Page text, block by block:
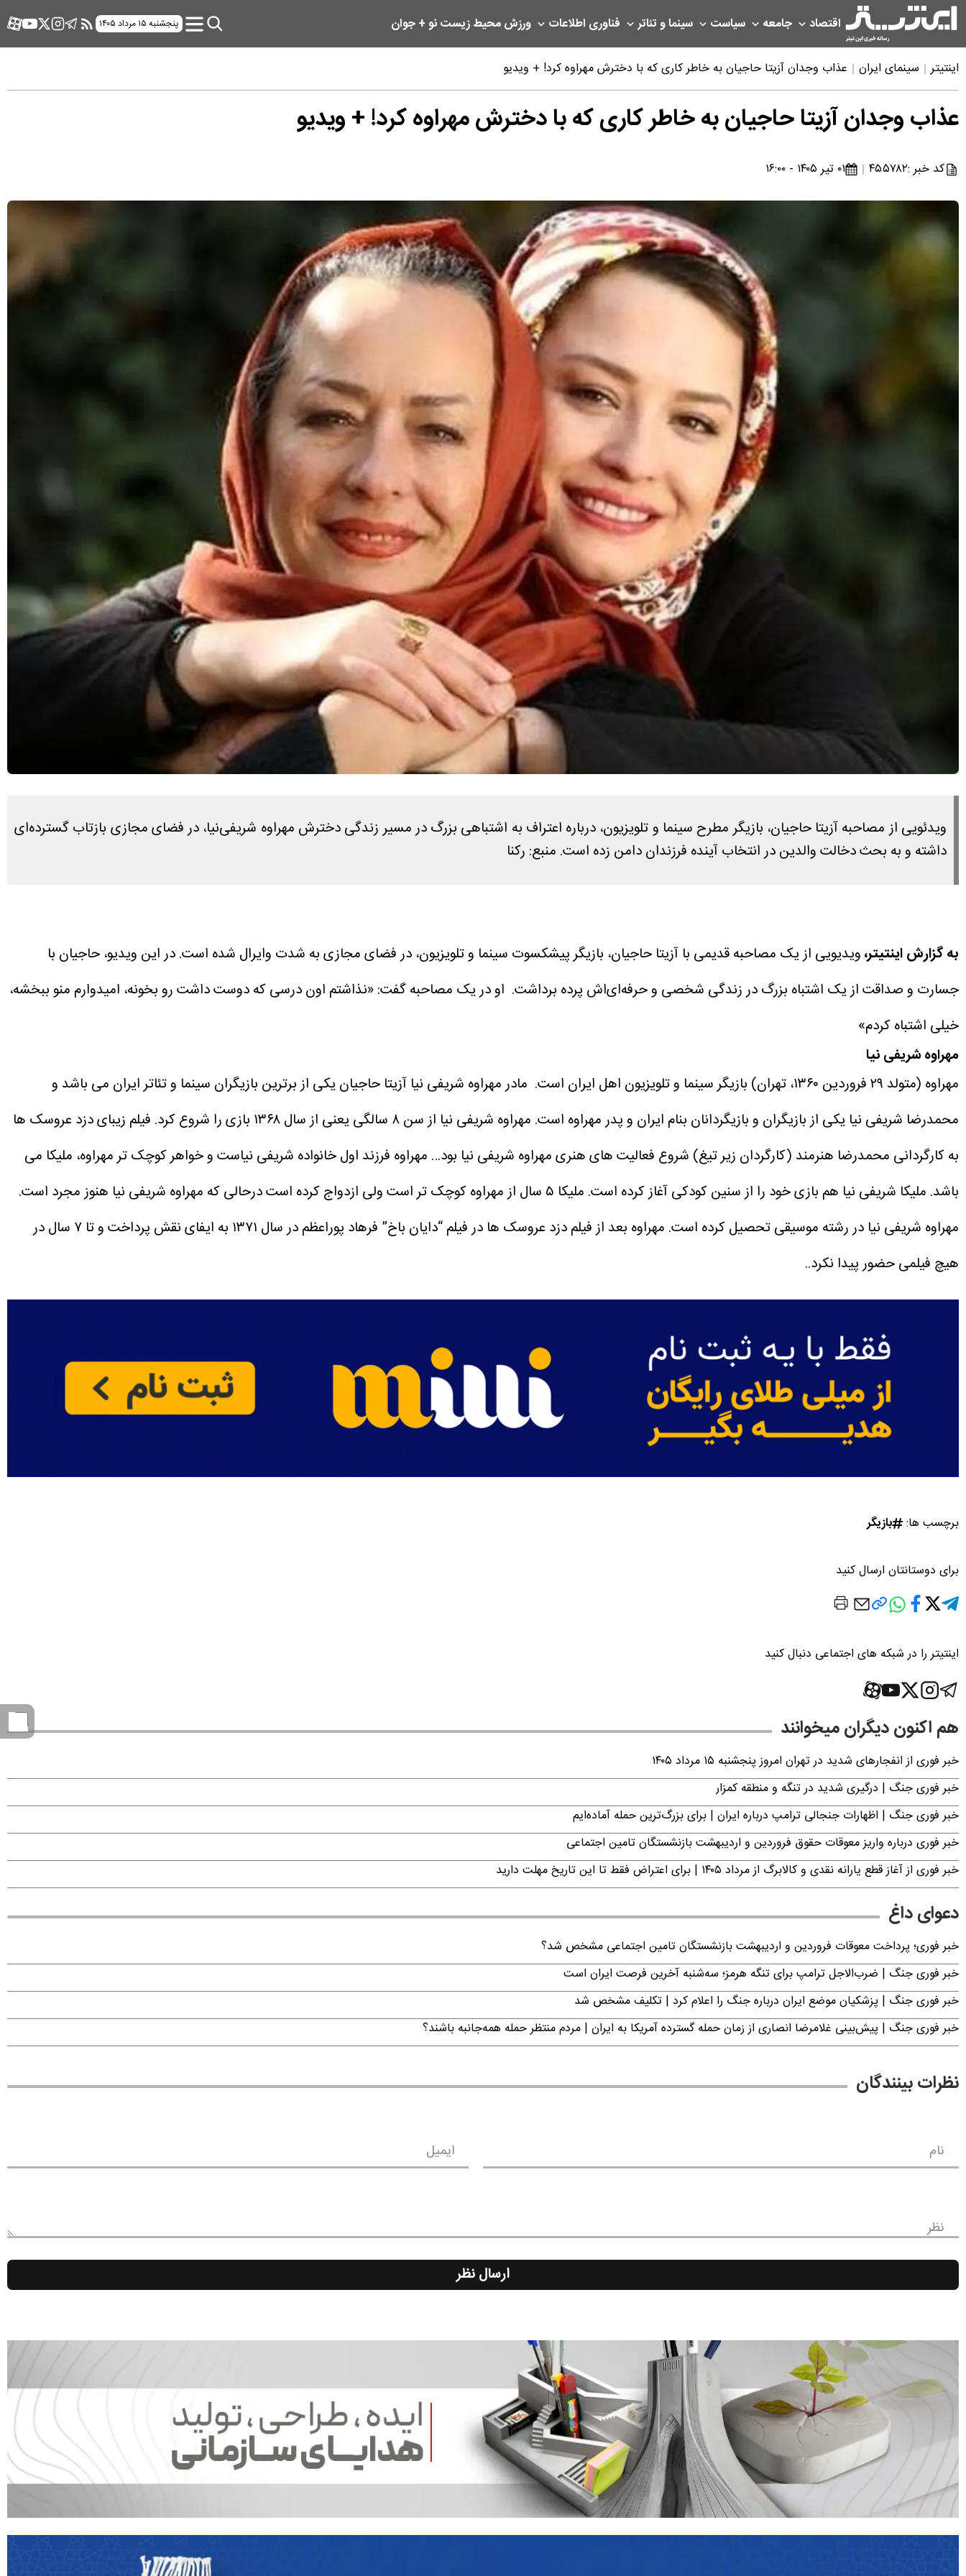
اقتصاد جامعه سیاست سینما و تئاتر فناوری اطلاعات ورزشمحیط زیستنو + جوان پنجشنبه ۱۵ مرداد ۱۴۰۵
اینتیتر سینمای ایران عذاب وجدان آزیتا حاجیان به خاطر کاری که با دخترش مهراوه کرد! + ویدیو
عذاب وجدان آزیتا حاجیان به خاطر کاری که با دخترش مهراوه کرد! + ویدیو
کد خبر :۴۵۵۷۸۲ ۰۱ تیر ۱۴۰۵ - ۱۶:۰۰
ویدئویی از مصاحبه آزیتا حاجیان، بازیگر مطرح سینما و تلویزیون، درباره اعتراف به اشتباهی بزرگ در مسیر زندگی دخترش مهراوه شریفی‌نیا، در فضای مجازی بازتاب گسترده‌ای
داشته و به بحث دخالت والدین در انتخاب آینده فرزندان دامن زده است. منبع: رکنا
به گزارش اینتیتر،ویدیویی از یک مصاحبه قدیمی با آزیتا حاجیان، بازیگر پیشکسوت سینما و تلویزیون، در فضای مجازی به شدت وایرال شده است. در این ویدیو، حاجیان با
جسارت و صداقت از یک اشتباه بزرگ در زندگی شخصی و حرفه‌ای‌اش پرده برداشت. او در یک مصاحبه گفت: «نذاشتم اون درسی که دوست داشت رو بخونه، امیدوارم منو ببخشه،
خیلی اشتباه کردم»
مهراوه شریفی نیا
مهراوه (متولد ۲۹ فروردین ۱۳۶۰، تهران) بازیگر سینما و تلویزیون اهل ایران است. مادر مهراوه شریفی نیا آزیتا حاجیان یکی از برترین بازیگران سینما و تئاتر ایران می باشد و
محمدرضا شریفی نیا یکی از بازیگران و بازیگردانان بنام ایران و پدر مهراوه است.
مهراوه شریفی نیا از سن ۸ سالگی یعنی از سال ۱۳۶۸ بازی را شروع کرد. فیلم زیبای دزد عروسک ها
به کارگردانی محمدرضا هنرمند (کارگردان زیر تیغ) شروع فعالیت های هنری مهراوه شریفی نیا بود… مهراوه فرزند اول خانواده شریفی نیاست و خواهر کوچک تر مهراوه، ملیکا می
باشد. ملیکا شریفی نیا هم بازی خود را از سنین کودکی آغاز کرده است. ملیکا ۵ سال از مهراوه کوچک تر است ولی ازدواج کرده است درحالی که مهراوه شریفی نیا هنوز مجرد است.
مهراوه شریفی نیا در رشته موسیقی تحصیل کرده است. مهراوه بعد از فیلم دزد عروسک ها در فیلم “دایان باخ” فرهاد پوراعظم در سال ۱۳۷۱ به ایفای نقش پرداخت و تا ۷ سال در
هیچ فیلمی حضور پیدا نکرد..
برچسب ها: بازیگر
برای دوستانتان ارسال کنید
اینتیتر را در شبکه های اجتماعی دنبال کنید
هم اکنون دیگران میخوانند
خبر فوری از انفجارهای شدید در تهران امروز پنجشنبه ۱۵ مرداد ۱۴۰۵
خبر فوری جنگ | درگیری شدید در تنگه و منطقه کمزار
خبر فوری جنگ | اظهارات جنجالی ترامپ درباره ایران | برای بزرگ‌ترین حمله آماده‌ایم
خبر فوری درباره واریز معوقات حقوق فروردین و اردیبهشت بازنشستگان تامین اجتماعی
خبر فوری از آغاز قطع یارانه نقدی و کالابرگ از مرداد ۱۴۰۵ | برای اعتراض فقط تا این تاریخ مهلت دارید
دعوای داغ
خبر فوری؛ پرداخت معوقات فروردین و اردیبهشت بازنشستگان تامین اجتماعی مشخص شد؟
خبر فوری جنگ | ضرب‌الاجل ترامپ برای تنگه هرمز؛ سه‌شنبه آخرین فرصت ایران است
خبر فوری جنگ | پزشکیان موضع ایران درباره جنگ را اعلام کرد | تکلیف مشخص شد
خبر فوری جنگ | پیش‌بینی غلامرضا انصاری از زمان حمله گسترده آمریکا به ایران | مردم منتظر حمله همه‌جانبه باشند؟
نظرات بینندگان
نام ایمیل
نظر
ارسال نظر